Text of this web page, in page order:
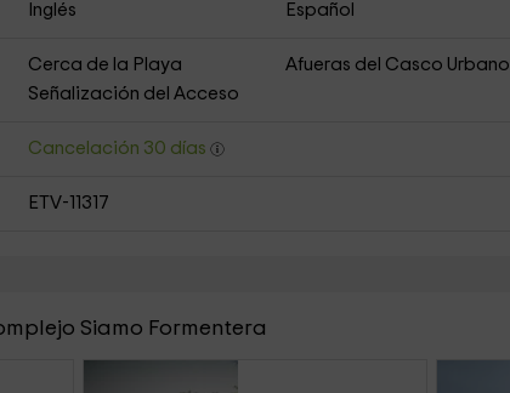
Inglés Español
Cerca de la Playa Afueras del Casco Urbano
Señalización del Acceso
Cancelación 30 días
ETV-11317
Siamo Formentera